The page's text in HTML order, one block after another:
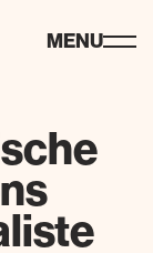
MENU